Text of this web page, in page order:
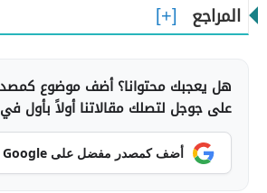
المراجع
هل يعجبك محتوانا؟ أضف موضوع
على جوجل لتصلك مقالاتنا أولاً بأول في
أضف كمصدر مفضل على Google